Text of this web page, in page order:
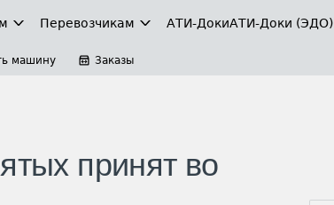
Перевозчикам АТИ-ДокиАТИ-Доки (ЭДО)
машину Заказы
принят во